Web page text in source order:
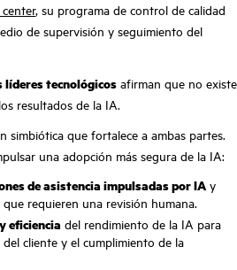
, su programa de control de calidad
de supervisión y seguimiento del
líderes tecnológicos afirman que no existe
resultados de la IA.
simbiótica que fortalece a ambas partes.
una adopción más segura de la IA:
de asistencia impulsadas por IA y
requieren una revisión humana.
eficiencia del rendimiento de la IA para
cliente y el cumplimiento de la